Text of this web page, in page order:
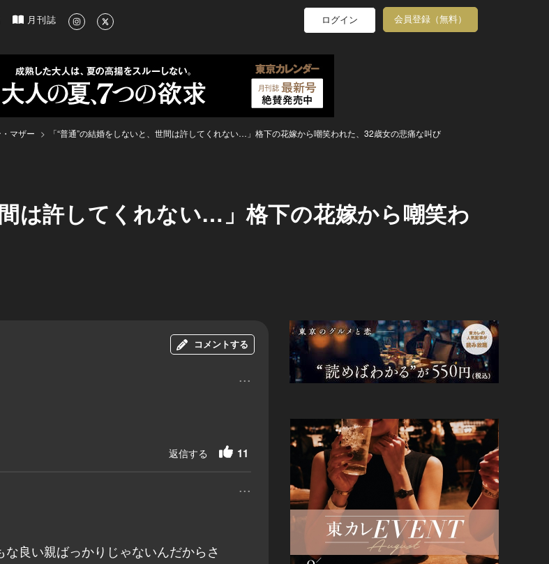
されたライフスタイル情報
月刊誌 ログイン 会員登録（無料）
マザー
「“普通”の結婚をしないと、世間は許してくれない…」格下の花嫁から嘲笑われた、32歳女の悲痛な叫び
は許してくれない…」格下の花嫁から嘲笑わ
コメントする
...
11
返信する
...
良い親ばっかりじゃないんだからさ